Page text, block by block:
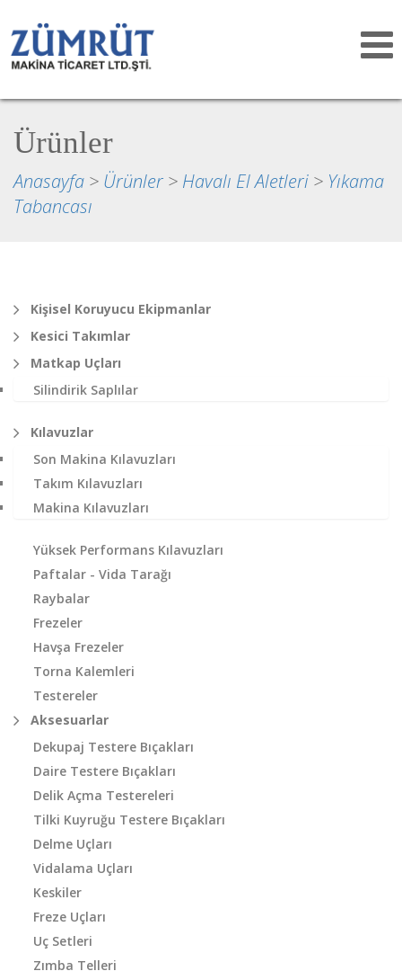
Toggle
Ürünler
Anasayfa > Ürünler > Havalı El Aletleri > Yıkama
Tabancası
Kişisel Koruyucu Ekipmanlar
Kesici Takımlar
Matkap Uçları
Silindirik Saplılar
Kılavuzlar
Son Makina Kılavuzları
Takım Kılavuzları
Makina Kılavuzları
Yüksek Performans Kılavuzları
Paftalar - Vida Tarağı
Raybalar
Frezeler
Havşa Frezeler
Torna Kalemleri
Testereler
Aksesuarlar
Dekupaj Testere Bıçakları
Daire Testere Bıçakları
Delik Açma Testereleri
Tilki Kuyruğu Testere Bıçakları
Delme Uçları
Vidalama Uçları
Keskiler
Freze Uçları
Uç Setleri
Zımba Telleri